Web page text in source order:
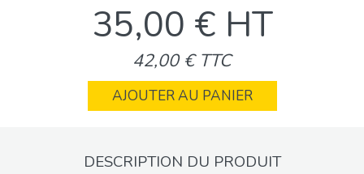
35,00 € HT
42,00 € TTC
AJOUTER AU PANIER
DESCRIPTION DU PRODUIT